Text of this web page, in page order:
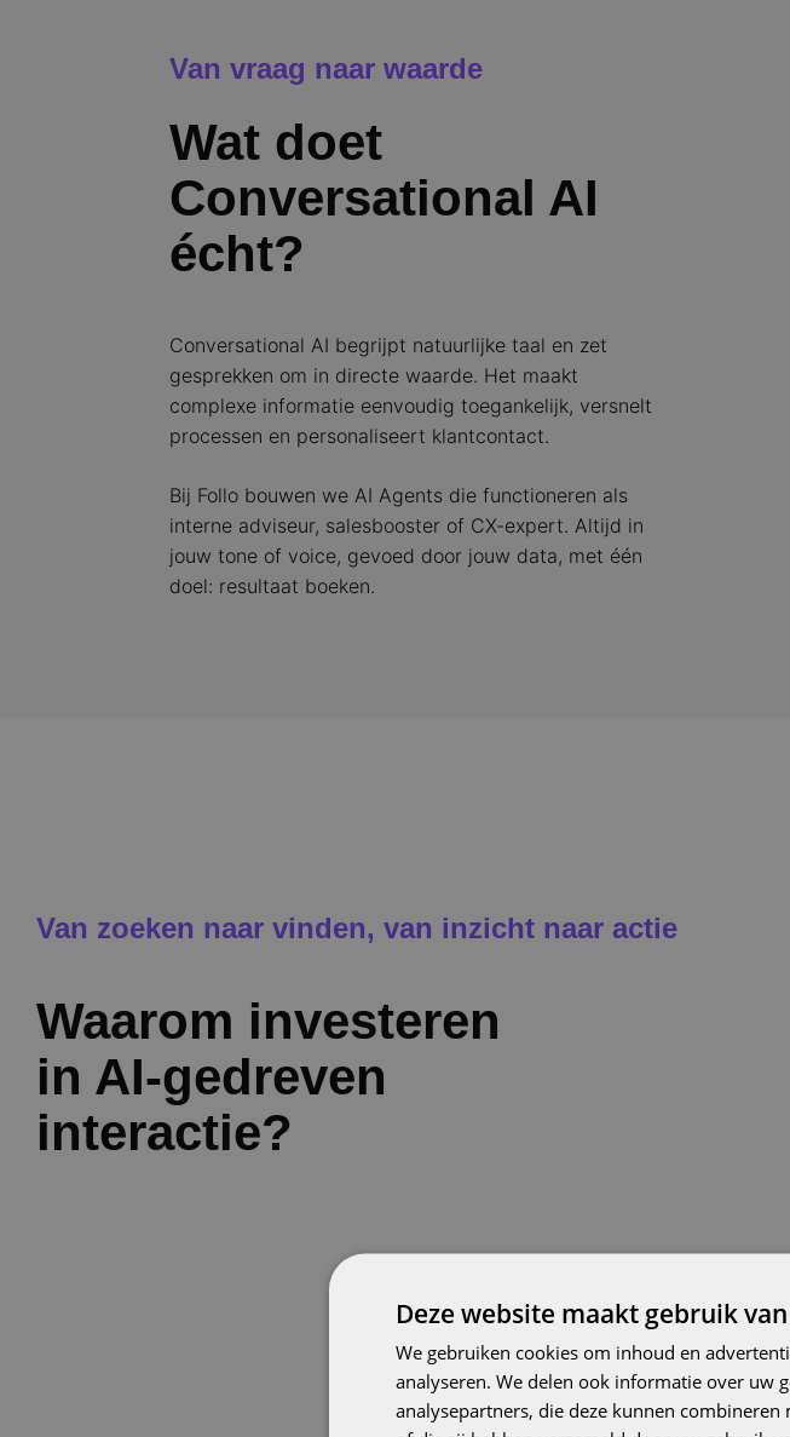
Van vraag naar waarde
Wat doet
Conversational AI
écht?
Conversational AI begrijpt natuurlijke taal en zet
gesprekken om in directe waarde. Het maakt
complexe informatie eenvoudig toegankelijk, versnelt
processen en personaliseert klantcontact.
Bij Follo bouwen we AI Agents die functioneren als
interne adviseur, salesbooster of CX-expert. Altijd in
jouw tone of voice, gevoed door jouw data, met één
doel: resultaat boeken.
Van zoeken naar vinden, van inzicht naar actie
Waarom investeren
in AI-gedreven
interactie?
Deze website maakt gebruik
We gebruiken cookies om inhoud en
analyseren. We delen ook informatie over uw
analysepartners, die deze kunnen